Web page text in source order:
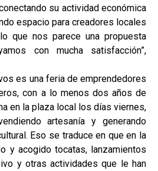
su actividad económica
espacio para creadores locales
que nos parece una propuesta
con mucha satisfacción”,
es una feria de emprendedores
con a lo menos dos años de
en la plaza local los días viernes,
artesanía y generando
Eso se traduce en que en la
y acogido tocatas, lanzamientos
y otras actividades que le han